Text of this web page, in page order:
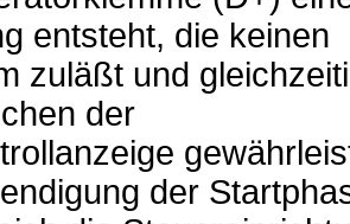
entsteht, die keinen
zuläßt und
der
der